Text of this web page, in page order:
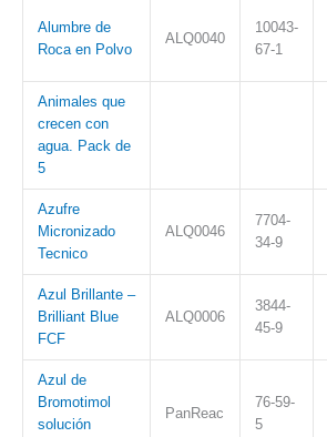
Alumbre de
Roca en Polvo
ALQ0040
10043-
67-1
Animales que
crecen con
agua. Pack de
5
Azufre
Micronizado
Tecnico
ALQ0046
7704-
34-9
Azul Brillante –
Brilliant Blue
FCF
ALQ0006
3844-
45-9​
Azul de
Bromotimol
solución
PanReac
76-59-
5